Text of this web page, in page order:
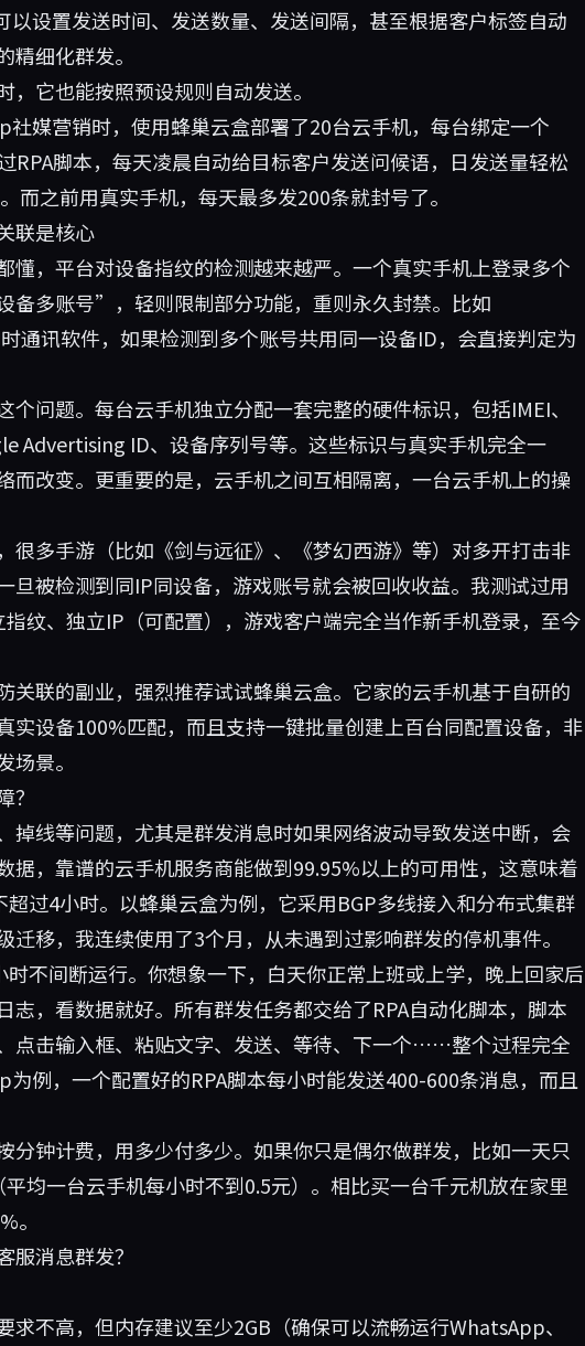
以设置发送时间、发送数量、发送间隔，甚至根据客户标签自动
细化群发。
它也能按照预设规则自动发送。
社媒营销时，使用蜂巢云盒部署了20台云手机，每台绑定一个
RPA脚本，每天凌晨自动给目标客户发送问候语，日发送量轻松
而之前用真实手机，每天最多发200条就封号了。
联是核心
懂，平台对设备指纹的检测越来越严。一个真实手机上登录多个
备多账号”，轻则限制部分功能，重则永久封禁。比如
通讯软件，如果检测到多个账号共用同一设备ID，会直接判定为
问题。每台云手机独立分配一套完整的硬件标识，包括IMEI、
Advertising ID、设备序列号等。这些标识与真实手机完全一
而改变。更重要的是，云手机之间互相隔离，一台云手机上的操
很多手游（比如《剑与远征》、《梦幻西游》等）对多开打击非
旦被检测到同IP同设备，游戏账号就会被回收收益。我测试过用
纹、独立IP（可配置），游戏客户端完全当作新手机登录，至今
关联的副业，强烈推荐试试蜂巢云盒。它家的云手机基于自研的
实设备100%匹配，而且支持一键批量创建上百台同配置设备，非
景。
？
掉线等问题，尤其是群发消息时如果网络波动导致发送中断，会
据，靠谱的云手机服务商能做到99.95%以上的可用性，这意味着
过4小时。以蜂巢云盒为例，它采用BGP多线接入和分布式集群
迁移，我连续使用了3个月，从未遇到过影响群发的停机事件。
不间断运行。你想象一下，白天你正常上班或上学，晚上回家后
志，看数据就好。所有群发任务都交给了RPA自动化脚本，脚本
点击输入框、粘贴文字、发送、等待、下一个……整个过程完全
例，一个配置好的RPA脚本每小时能发送400-600条消息，而且
分钟计费，用多少付多少。如果你只是偶尔做群发，比如一天只
均一台云手机每小时不到0.5元）。相比买一台千元机放在家里
。
服消息群发？
不高，但内存建议至少2GB（确保可以流畅运行WhatsApp、